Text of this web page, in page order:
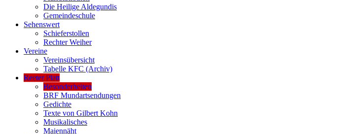
Die Heilige Aldegundis
Gemeindeschule
Sehenswert
Schieferstollen
Rechter Weiher
Vereine
Vereinsübersicht
Tabelle KFC (Archiv)
Reeter Platt
Besonderheiten
BRF Mundartsendungen
Gedichte
Texte von Gilbert Kohn
Musikalisches
Maiennäht